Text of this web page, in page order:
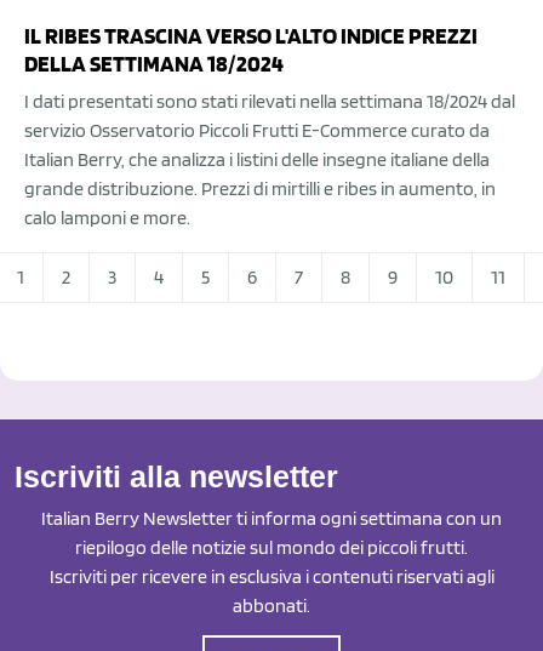
IL RIBES TRASCINA VERSO L'ALTO INDICE PREZZI
DELLA SETTIMANA 18/2024
I dati presentati sono stati rilevati nella settimana 18/2024 dal
servizio Osservatorio Piccoli Frutti E-Commerce curato da
Italian Berry, che analizza i listini delle insegne italiane della
grande distribuzione. Prezzi di mirtilli e ribes in aumento, in
calo lamponi e more.
1 2 3 4 5 6 7 8 9 10 11
Iscriviti alla newsletter
Italian Berry Newsletter ti informa ogni settimana con un
riepilogo delle notizie sul mondo dei piccoli frutti.
Iscriviti per ricevere in esclusiva i contenuti riservati agli
abbonati.